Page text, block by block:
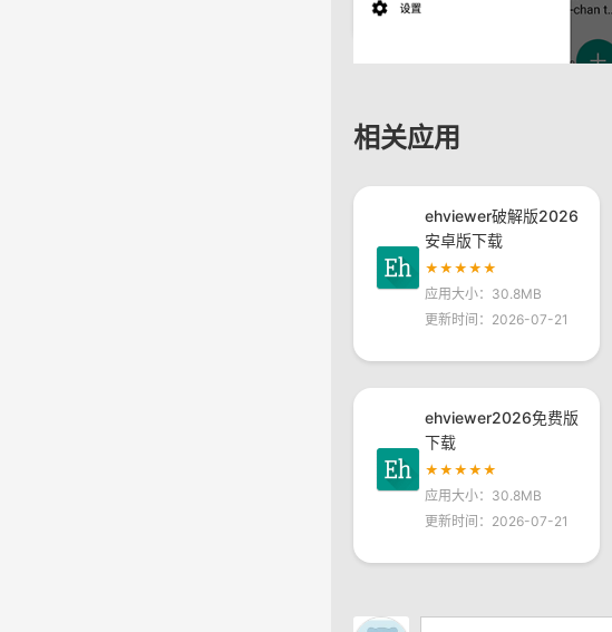
相关应用
ehviewer破解版2026
安卓版下载
★★★★★
应用大小：30.8MB
更新时间：2026-07-21
ehviewer2026免费版
下载
★★★★★
应用大小：30.8MB
更新时间：2026-07-21